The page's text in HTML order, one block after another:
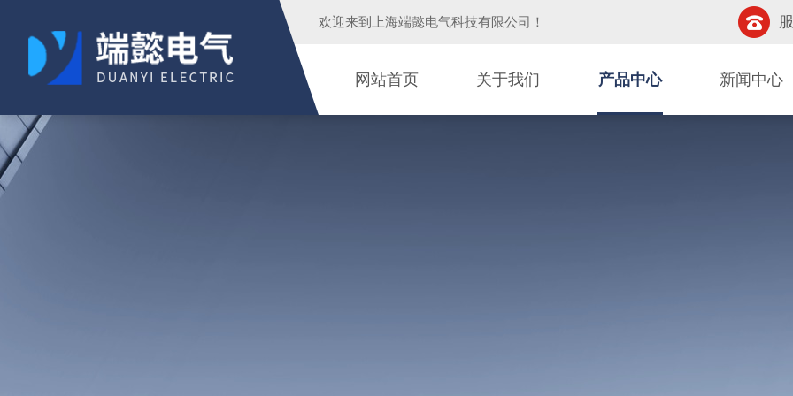
欢迎来到 上海端懿电气科技有限公司 ！
网站首页 关于我们 产品中心 新闻中心